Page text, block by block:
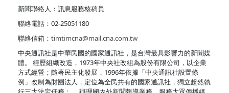
新聞聯絡人：訊息服務核稿員
聯絡電話：02-25051180
聯絡信箱： timtimcna@mail.cna.com.tw
中央通訊社是中華民國的國家通訊社，是台灣最具影響力的新聞媒
體。 經歷組織改造，1973年中央社改組為股份有限公司，以企業
方式經營；隨著民主化發展，1996年依據「中央通訊社設置條
例」改制為財團法人，定位為全民共有的國家通訊社，獨立超然執